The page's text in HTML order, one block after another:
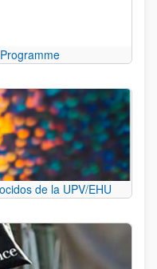
de la UPV/EHU